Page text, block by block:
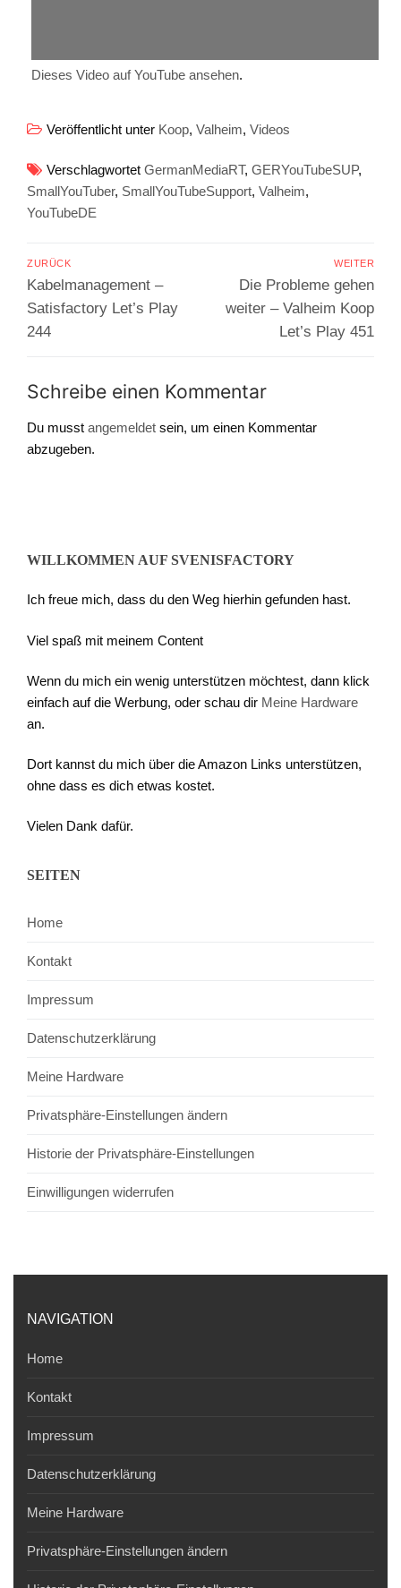
Dieses Video auf YouTube ansehen.
Veröffentlicht unter Koop, Valheim, Videos
Verschlagwortet GermanMediaRT, GERYouTubeSUP,
SmallYouTuber, SmallYouTubeSupport, Valheim,
YouTubeDE
Beitragsnavigation
ZURÜCK
Vorheriger
Beitrag:
Kabelmanagement –
Satisfactory Let’s Play
244
WEITER
Nächster
Beitrag:
Die Probleme gehen
weiter – Valheim Koop
Let’s Play 451
Schreibe einen Kommentar
Du musst angemeldet sein, um einen Kommentar
abzugeben.
WILLKOMMEN AUF SVENISFACTORY
Ich freue mich, dass du den Weg hierhin gefunden hast.
Viel spaß mit meinem Content
Wenn du mich ein wenig unterstützen möchtest, dann klick
einfach auf die Werbung, oder schau dir Meine Hardware
an.
Dort kannst du mich über die Amazon Links unterstützen,
ohne dass es dich etwas kostet.
Vielen Dank dafür.
SEITEN
Home
Kontakt
Impressum
Datenschutzerklärung
Meine Hardware
Privatsphäre-Einstellungen ändern
Historie der Privatsphäre-Einstellungen
Einwilligungen widerrufen
NAVIGATION
Home
Kontakt
Impressum
Datenschutzerklärung
Meine Hardware
Privatsphäre-Einstellungen ändern